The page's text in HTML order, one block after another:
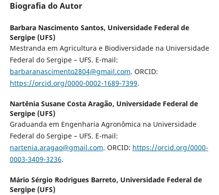
Biografia do Autor
Barbara Nascimento Santos, Universidade Federal de
Sergipe (UFS)
Mestranda em Agricultura e Biodiversidade na Universidade
Federal do Sergipe – UFS. E-mail:
barbaranascimento2804@gmail.com. ORCID:
https://orcid.org/0000-0002-1689-7399.
Nartênia Susane Costa Aragão, Universidade Federal de
Sergipe (UFS)
Graduanda em Engenharia Agronômica na Universidade
Federal do Sergipe – UFS. E-mail:
nartenia.aragao@gmail.com. ORCID: https://orcid.org/0000-
0003-3409-3236.
Mário Sérgio Rodrigues Barreto, Universidade Federal de
Sergipe (UFS)